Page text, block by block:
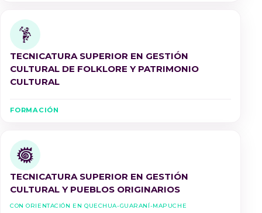
TECNICATURA SUPERIOR EN GESTIÓN
CULTURAL DE FOLKLORE Y PATRIMONIO
CULTURAL
FORMACIÓN
TECNICATURA SUPERIOR EN GESTIÓN
CULTURAL Y PUEBLOS ORIGINARIOS
Con Orientación en Quechua-Guaraní-Mapuche